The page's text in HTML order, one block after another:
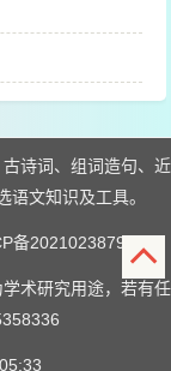
诗词、组词造句、近
文知识及工具。
备2021023879号
术研究用途，若有任